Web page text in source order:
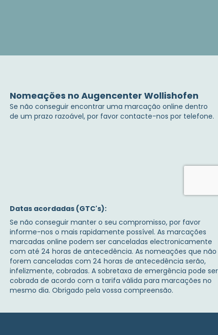
Nomeações no Augencenter Wollishofen
Se não conseguir encontrar uma marcação online dentro
de um prazo razoável, por favor contacte-nos por telefone.
Datas acordadas (GTC's):
Se não conseguir manter o seu compromisso, por favor
informe-nos o mais rapidamente possível. As marcações
marcadas online podem ser canceladas electronicamente
com até 24 horas de antecedência. As nomeações que não
forem canceladas com 24 horas de antecedência serão,
infelizmente, cobradas. A sobretaxa de emergência pode ser
cobrada de acordo com a tarifa válida para marcações no
mesmo dia. Obrigado pela vossa compreensão.